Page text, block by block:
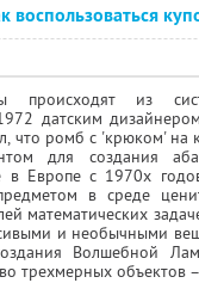
воспользоваться
происходят из
датским
что ромб с 'крюком' на
для создания
в Европе с 1970х
в среде
математических
и необычными
Волшебной
трехмерных объектов